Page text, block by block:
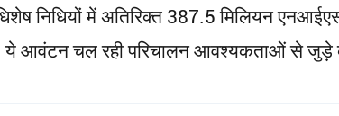
निधियों में अतिरिक्त 387.5 मिलियन
ये आवंटन चल रही परिचालन आवश्यकताओं से जुड़े